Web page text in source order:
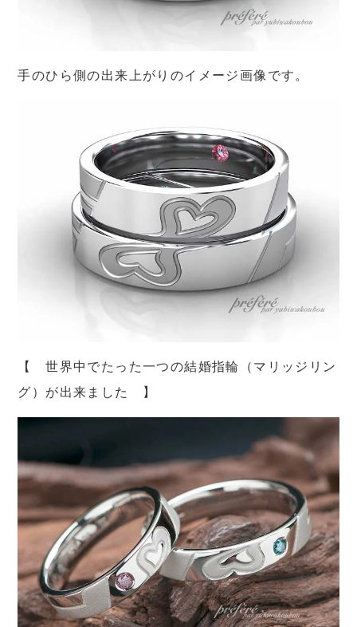
手のひら側の出来上がりのイメージ画像です。
【 世界中でたった一つの結婚指輪（マリッジリン
グ）が出来ました 】